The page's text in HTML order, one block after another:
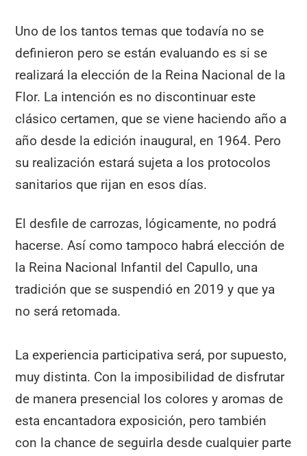
Uno de los tantos temas que todavía no se
definieron pero se están evaluando es si se
realizará la elección de la Reina Nacional de la
Flor. La intención es no discontinuar este
clásico certamen, que se viene haciendo año a
año desde la edición inaugural, en 1964. Pero
su realización estará sujeta a los protocolos
sanitarios que rijan en esos días.
El desfile de carrozas, lógicamente, no podrá
hacerse. Así como tampoco habrá elección de
la Reina Nacional Infantil del Capullo, una
tradición que se suspendió en 2019 y que ya
no será retomada.
La experiencia participativa será, por supuesto,
muy distinta. Con la imposibilidad de disfrutar
de manera presencial los colores y aromas de
esta encantadora exposición, pero también
con la chance de seguirla desde cualquier parte